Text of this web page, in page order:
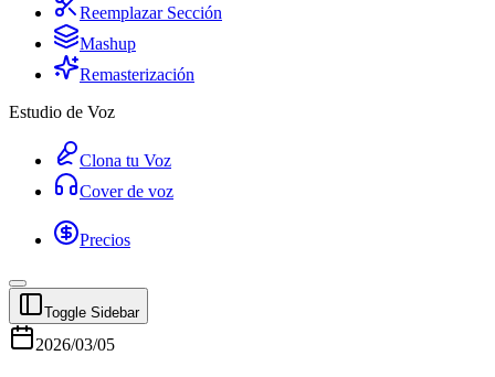
Reemplazar Sección
Mashup
Remasterización
Estudio de Voz
Clona tu Voz
Cover de voz
Precios
Toggle Sidebar
2026/03/05